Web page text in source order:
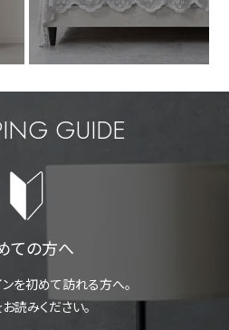
GUIDE
ての方へ
を初めて訪れる方へ。
読みください。